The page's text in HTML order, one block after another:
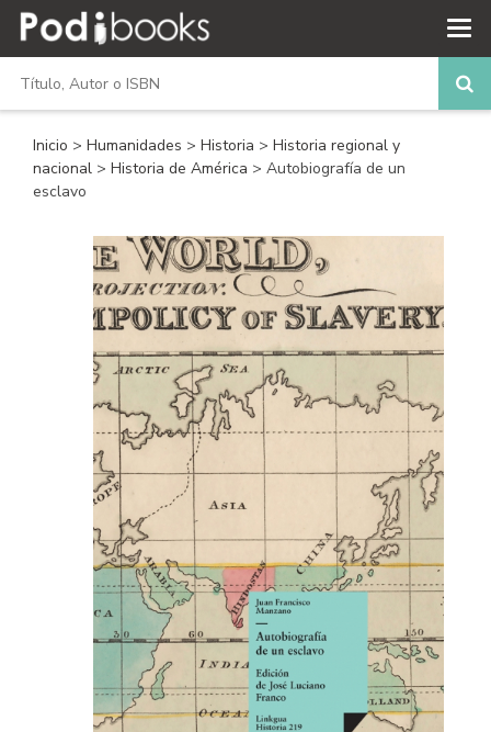
Inicio > Humanidades > Historia > Historia regional y
nacional > Historia de América > Autobiografía de un
esclavo